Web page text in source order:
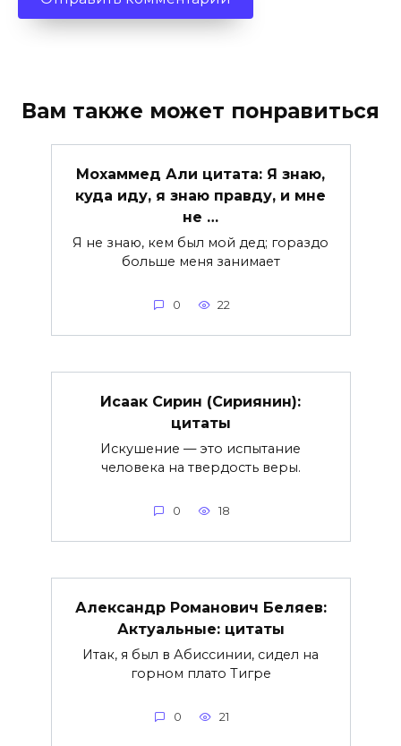
Вам также может понравиться
Мохаммед Али цитата: Я знаю,
куда иду, я знаю правду, и мне
не …
Я не знаю, кем был мой дед; гораздо
больше меня занимает
0 22
Исаак Сирин (Сириянин):
цитаты
Искушение — это испытание
человека на твердость веры.
0 18
Александр Романович Беляев:
Актуальные: цитаты
Итак, я был в Абиссинии, сидел на
горном плато Тигре
0 21